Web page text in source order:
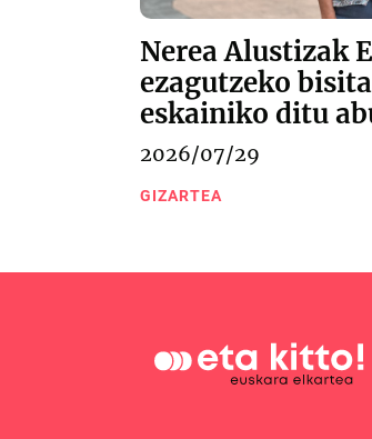
Nerea Alustizak
ezagutzeko
eskainiko ditu
2026/07/29
GIZARTEA